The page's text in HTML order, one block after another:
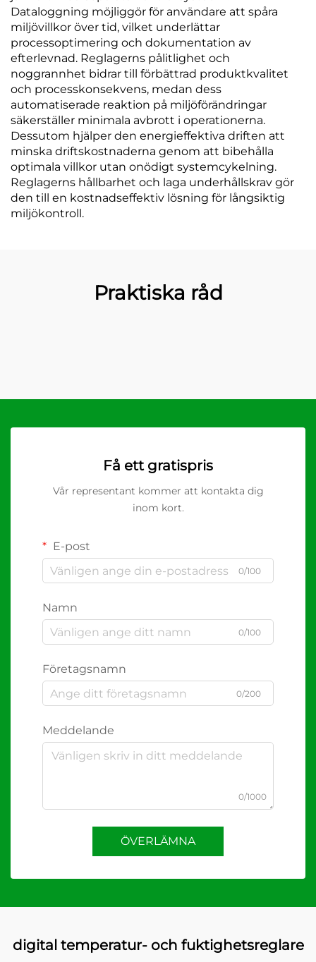
Dataloggning möjliggör för användare att spåra
miljövillkor över tid, vilket underlättar
processoptimering och dokumentation av
efterlevnad. Reglagerns pålitlighet och
noggrannhet bidrar till förbättrad produktkvalitet
och processkonsekvens, medan dess
automatiserade reaktion på miljöförändringar
säkerställer minimala avbrott i operationerna.
Dessutom hjälper den energieffektiva driften att
minska driftskostnaderna genom att bibehålla
optimala villkor utan onödigt systemcykelning.
Reglagerns hållbarhet och laga underhållskrav gör
den till en kostnadseffektiv lösning för långsiktig
miljökontroll.
Praktiska råd
Få ett gratispris
Vår representant kommer att kontakta dig
inom kort.
E-post
0/100
Namn
0/100
Företagsnamn
0/200
Meddelande
0/1000
ÖVERLÄMNA
digital temperatur- och fuktighetsreglare